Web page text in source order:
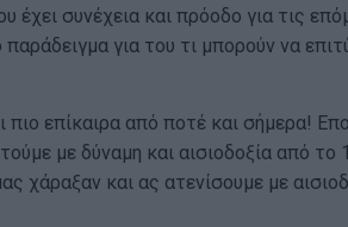
έχει συνέχεια και πρόοδο για τις
για του τι μπορούν να
πιο επίκαιρα από ποτέ και σήμερα!
με δύναμη και αισιοδοξία από το
χάραξαν και ας ατενίσουμε με